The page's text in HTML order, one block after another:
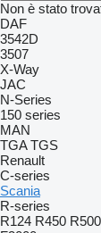
Non è stato
DAF
3542D
3507
X-Way
JAC
N-Series
150 series
MAN
TGA TGS
Renault
C-series
Scania
R-series
R124 R450 R500